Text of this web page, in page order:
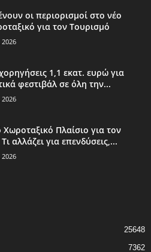
οι περιορισμοί στο νέο
για τον Τουρισμό
1,1 εκατ. ευρώ για
φεστιβάλ σε όλη την...
Χωροταξικό Πλαίσιο για τον
αλλάζει για επενδύσεις,...
25648
7362